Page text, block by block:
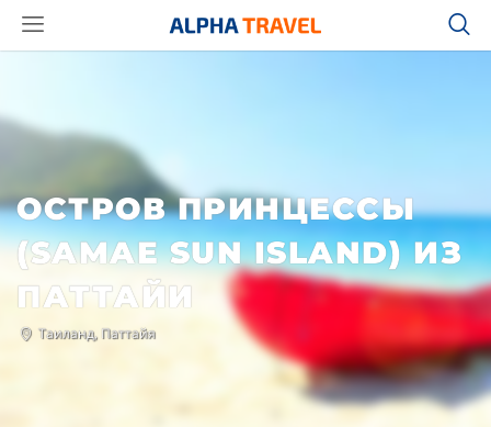
ОСТРОВ ПРИНЦЕССЫ
(SAMAE SUN ISLAND) ИЗ
ПАТТАЙИ
Таиланд, Паттайя